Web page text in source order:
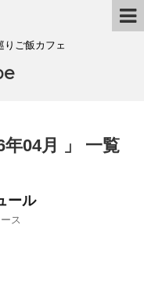
ご飯カフェ
年04月 」 一覧
ール
ス